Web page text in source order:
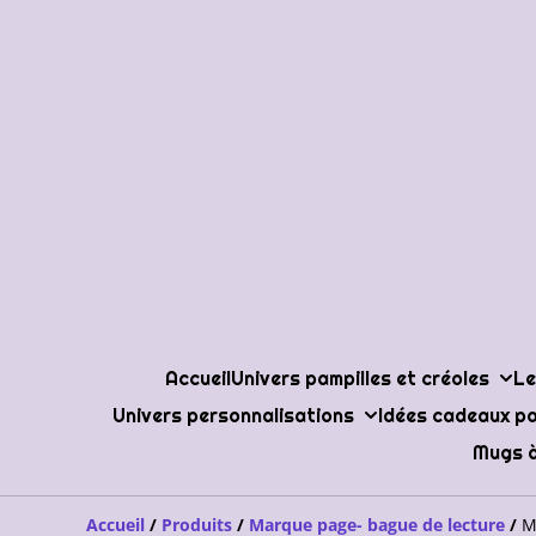
AccueilUnivers pampilles et créoles
Univers personnalisations
Idées cadeaux
Mugs
Accueil / Produits / Marque page- bague de lecture /